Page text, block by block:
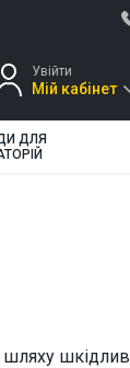
Увійти
Мій кабінет
ДЛЯ